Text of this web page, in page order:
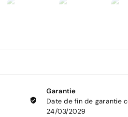
Garantie
Date de fin de garantie
24/03/2029